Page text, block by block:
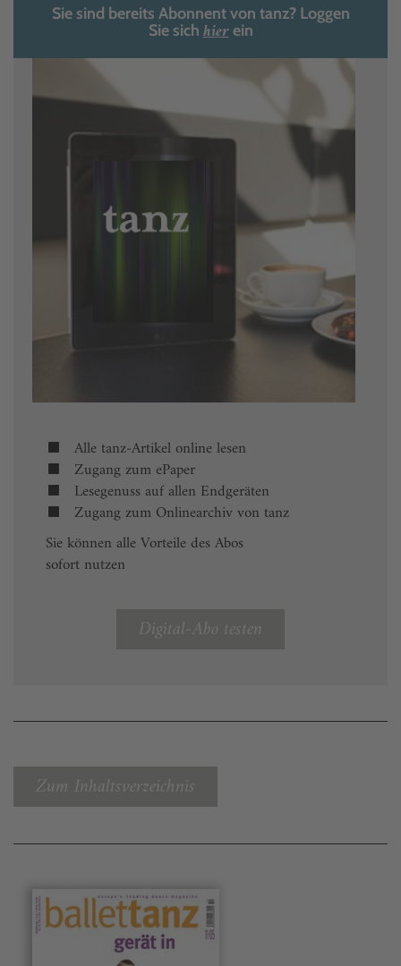
Sie sind bereits Abonnent von tanz? Loggen
Sie sich hierein
Alle tanz-Artikel online lesen
Zugang zum ePaper
Lesegenuss auf allen Endgeräten
Zugang zum Onlinearchiv von tanz
Sie können alle Vorteile des Abos
sofort nutzen
Digital-Abo testen
Zum Inhaltsverzeichnis